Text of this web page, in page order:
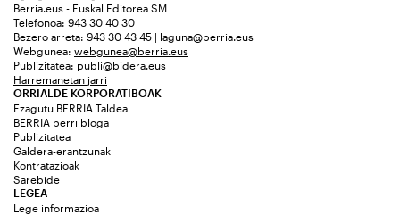
Berria.eus - Euskal Editorea SM
Telefonoa: 943 30 40 30
Bezero arreta: 943 30 43 45 | laguna@berria.eus
Webgunea: webgunea@berria.eus
Publizitatea: publi@bidera.eus
Harremanetan jarri
ORRIALDE KORPORATIBOAK
Ezagutu BERRIA Taldea
BERRIA berri bloga
Publizitatea
Galdera-erantzunak
Kontratazioak
Sarebide
LEGEA
Lege informazioa